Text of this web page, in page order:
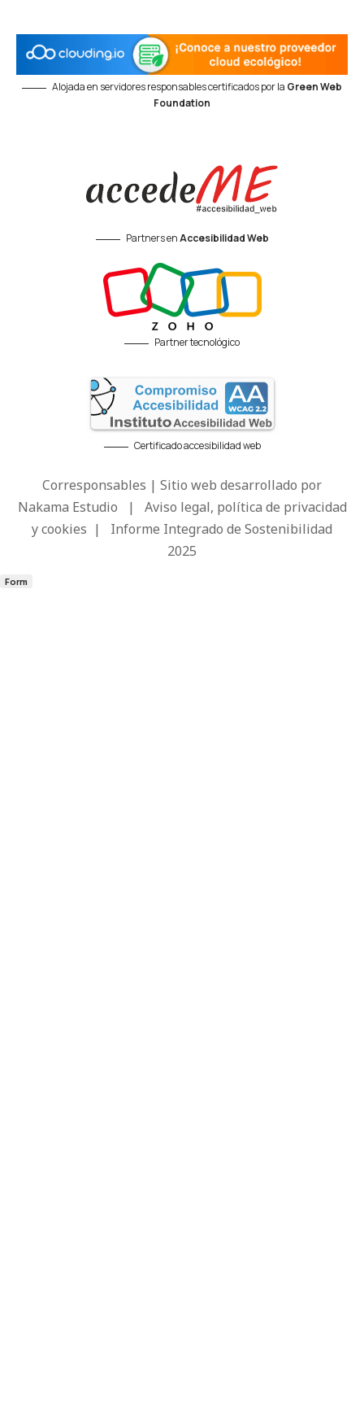
Alojada en servidores responsables certificados por la Green Web
Foundation
Partners enAccesibilidad Web
Partner tecnológico
Certificado accesibilidad web
Corresponsables | Sitio web desarrollado por
Nakama Estudio | Aviso legal, política de privacidad
y cookies | Informe Integrado de Sostenibilidad
2025
Form